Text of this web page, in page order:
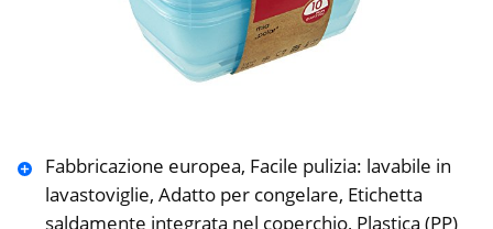
Fabbricazione europea, Facile pulizia: lavabile in
lavastoviglie, Adatto per congelare, Etichetta
saldamente integrata nel coperchio, Plastica (PP)